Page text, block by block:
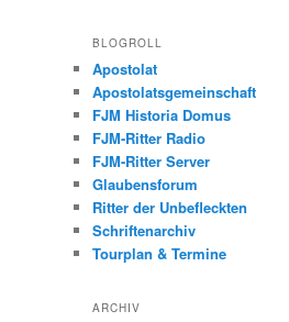
BLOGROLL
Apostolat
Apostolatsgemeinschaft
FJM Historia Domus
FJM-Ritter Radio
FJM-Ritter Server
Glaubensforum
Ritter der Unbefleckten
Schriftenarchiv
Tourplan & Termine
ARCHIV